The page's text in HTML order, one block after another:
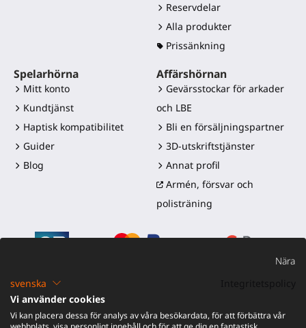
Reservdelar
Alla produkter
Prissänkning
Spelarhörna
Mitt konto
Kundtjänst
Haptisk kompatibilitet
Guider
Blog
Affärshörnan
Gevärsstockar för arkader
och LBE
Bli en försäljningspartner
3D-utskriftstjänster
Annat profil
Armén, försvar och
polisträning
©2016-2026 - ProTubeVR™
tullar|Garanti|Retur och återbetalning
Nära
svenska
Vi använder cookies
Vi kan placera dessa för analys av våra besökardata, för att förbättra vår